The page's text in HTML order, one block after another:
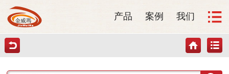
产品 案例 我们